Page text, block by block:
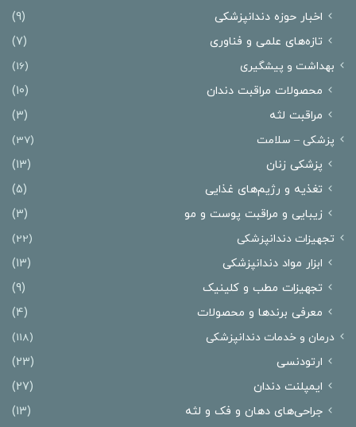
اخبار حوزه دندانپزشکی
(9)
تازه‌های علمی و فناوری
(7)
بهداشت و پیشگیری (16)
محصولات مراقبت دندان
(10)
مراقبت لثه
(3)
پزشکی – سلامت (37)
پزشکی زنان
(13)
تغذیه و رژیم‌های غذایی
(5)
زیبایی و مراقبت پوست و مو
(3)
تجهیزات دندانپزشکی (22)
ابزار مواد دندانپزشکی
(13)
تجهیزات مطب و کلینیک
(9)
معرفی برندها و محصولات
(4)
درمان‌ و خدمات دندانپزشکی (118)
ارتودنسی
(23)
ایمپلنت دندان
(27)
جراحی‌های دهان و فک و لثه
(13)